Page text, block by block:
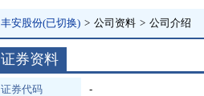
丰安股份(已切换) > 公司资料 > 公司介绍
证券资料
证券代码
-